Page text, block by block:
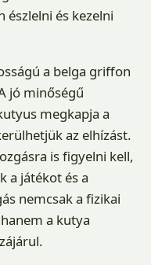
és kezelni
a belga griffon
jó minőségű
megkapja a
az elhízást.
is figyelni kell,
a játékot és a
nemcsak a fizikai
a kutya